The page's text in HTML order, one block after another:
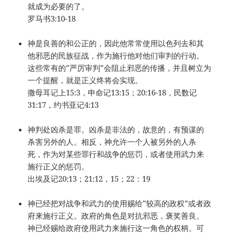
就成为必要的了。
罗马书3:10-18
神是良善的和公正的，因此他常常使用以色列去和其
他邪恶的民族征战，作为施行他对他们审判的行动。
这些常有的”严厉审判”会阻止邪恶的传播，并且树立为
一个提醒，就是正义终将会实现。
撒母耳记上15:3，申命记13:15；20:16-18，民数记
31:17，约书亚记4:13
神判处凶杀是罪。凶杀是非法的，故意的，有预谋的
杀害另外的人。相反，神允许一个人被另外的人杀
死，作为对某些罪行和战争的惩罚，或者使用武力来
施行正义的惩罚。
出埃及记20:13；21:12，15；22：19
神已经把对战争和武力的使用赐给”较高的政权”或者政
府来施行正义。政府的角色是对抗邪恶，褒奖善良。
神已经赐给政府使用武力来施行这一角色的权柄。可